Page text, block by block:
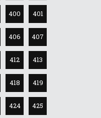
400 401
406 407
412 413
418 419
424 425